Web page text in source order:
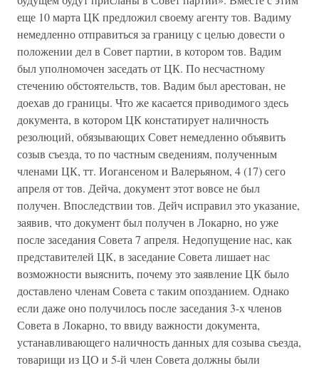
еще 10 марта ЦК предложил своему агенту тов. Вадиму
немедленно отправиться за границу с целью довести о
положении дел в Совет партии, в котором тов. Вадим
был уполномочен заседать от ЦК. По несчастному
стечению обстоятельств, тов. Вадим был арестован, не
доехав до границы. Что же касается приводимого здесь
документа, в котором ЦК констатирует наличность
резолюций, обязывающих Совет немедленно объявить
созыв съезда, то по частным сведениям, полученным
членами ЦК, тт. Иогансеном и Валерьяном, 4 (17) сего
апреля от тов. Дейча, документ этот вовсе не был
получен. Впоследствии тов. Дейч исправил это указание,
заявив, что документ был получен в Локарно, но уже
после заседания Совета 7 апреля. Недопущение нас, как
представителей ЦК, в заседание Совета лишает нас
возможности выяснить, почему это заявление ЦК было
доставлено членам Совета с таким опозданием. Однако
если даже оно получилось после заседания 3-х членов
Совета в Локарно, то ввиду важности документа,
устанавливающего наличность данных для созыва съезда,
товарищи из ЦО и 5-й член Совета должны были